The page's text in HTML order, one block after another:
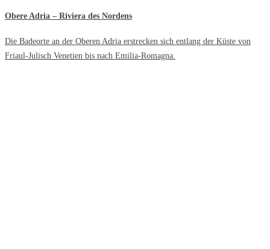
Obere Adria – Riviera des Nordens
Die Badeorte an der Oberen Adria erstrecken sich entlang der Küste von
Friaul-Julisch Venetien bis nach Emilia-Romagna.